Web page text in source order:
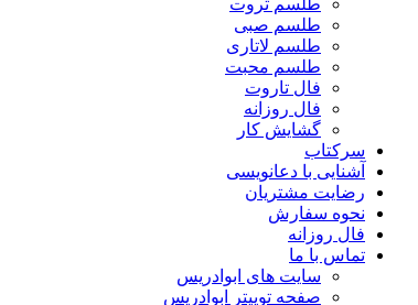
طلسم صبی
طلسم لاتاری
طلسم محبت
فال تاروت
فال روزانه
گشایش کار
سرکتاب
آشنایی با دعانویسی
رضایت مشتریان
نحوه سفارش
فال روزانه
تماس با ما
سایت های ابوادریس
صفحه توییتر ابوادریس